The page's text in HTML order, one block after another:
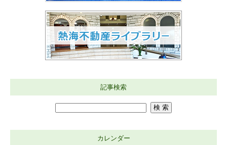
記事検索
カレンダー